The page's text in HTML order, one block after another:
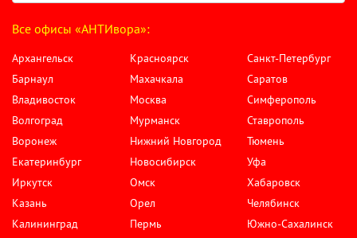
Все офисы «АНТИвора»:
Архангельск
Барнаул
Владивосток
Волгоград
Воронеж
Екатеринбург
Иркутск
Казань
Калининград
Красноярск
Махачкала
Москва
Мурманск
Нижний Новгород
Новосибирск
Омск
Орел
Пермь
Санкт-Петербург
Саратов
Симферополь
Ставрополь
Тюмень
Уфа
Хабаровск
Челябинск
Южно-Сахалинск